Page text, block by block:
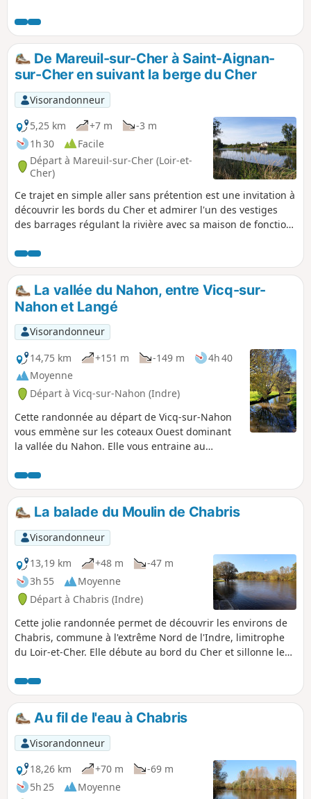
servi à construire les maisons, puis à faire
vieillir le vin. Vous traverserez vignes et
cultures avec point de vue sur le Cher
depuis les loges, remises des outils des
vignerons. Un retour par les bords du Cher
pour terminer cette boucle facile.
De Mareuil-sur-Cher à Saint-Aignan-
sur-Cher en suivant la berge du Cher
Visorandonneur
5,25 km
+7 m
-3 m
1h 30
Facile
Départ à Mareuil-sur-Cher (Loir-et-
Cher)
Ce trajet en simple aller sans prétention est une invitation à
découvrir les bords du Cher et admirer l'un des vestiges
des barrages régulant la rivière avec sa maison de fonction.
lumières à être parcouru l'après midi à partir de 16 h 00 en
été. La ville de Saint-Aignan négocie avec les propriétaires
riverains pour poursuivre le sentier sur le dernier kilomètre
et demi. Temps de trajet aller-retour : 3 h 00
La vallée du Nahon, entre Vicq-sur-
Nahon et Langé
Visorandonneur
14,75 km
+151 m -149 m
4h 40
Moyenne
Départ à Vicq-sur-Nahon (Indre)
Cette randonnée au départ de Vicq-sur-Nahon
vous emmène sur les coteaux Ouest dominant
la vallée du Nahon. Elle vous entraine au
Vous longerez ensuite le Nahon pour remonter
sur les coteaux Est. Vous empruntez une partie
du sentier découverte Benjamin Rabier.
La balade du Moulin de Chabris
Visorandonneur
13,19 km
+48 m
-47 m
3h 55
Moyenne
Départ à Chabris (Indre)
Cette jolie randonnée permet de découvrir les environs de
Chabris, commune à l'extrême Nord de l'Indre, limitrophe
du Loir-et-Cher. Elle débute au bord du Cher et sillonne le
pour atteindre le village de Launay. Elle arrive ensuite au
bord du Fouzon, à la Claie. Le retour, à travers champs et
bois, nous permet de découvrir le site du Moulin, puis la
guinguette et la plage de Chabris.
Au fil de l'eau à Chabris
Visorandonneur
18,26 km
+70 m
-69 m
5h 25
Moyenne